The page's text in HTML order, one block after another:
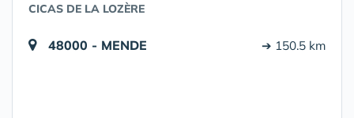
CICAS DE LA LOZÈRE
48000 - MENDE ➔ 150.5 km